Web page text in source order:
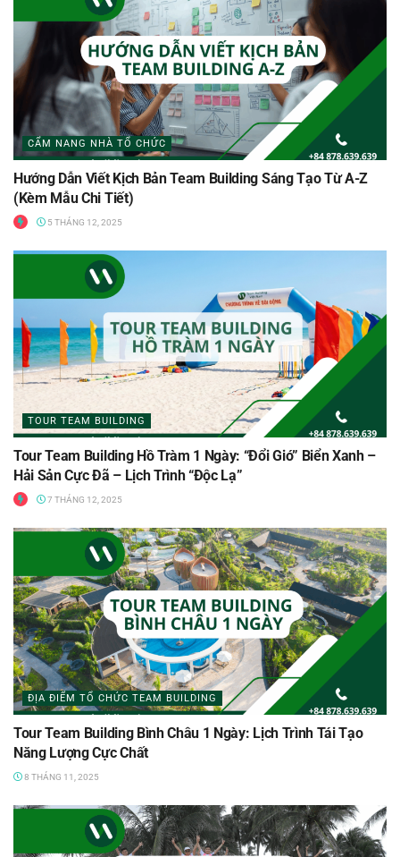
CẨM NANG NHÀ TỔ CHỨC
Hướng Dẫn Viết Kịch Bản Team Building Sáng Tạo Từ A-Z
(Kèm Mẫu Chi Tiết)
5 THÁNG 12, 2025
TOUR TEAM BUILDING
Tour Team Building Hồ Tràm 1 Ngày: “Đổi Gió” Biển Xanh –
Hải Sản Cực Đã – Lịch Trình “Độc Lạ”
7 THÁNG 12, 2025
ĐỊA ĐIỂM TỔ CHỨC TEAM BUILDING
Tour Team Building Bình Châu 1 Ngày: Lịch Trình Tái Tạo
Năng Lượng Cực Chất
8 THÁNG 11, 2025